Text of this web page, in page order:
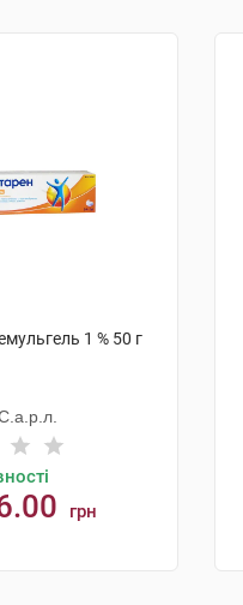
1 % 50 г
грн